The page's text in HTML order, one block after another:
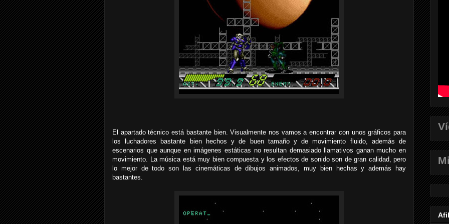
El apartado técnico está bastante bien. Visualmente nos vamos a encontrar con unos gráficos para
los luchadores bastante bien hechos y de buen tamaño y de movimiento fluido, además de
escenarios que aunque en imágenes estáticas no resultan demasiado llamativos ganan mucho en
movimiento. La música está muy bien compuesta y los efectos de sonido son de gran calidad, pero
lo mejor de todo son las cinemáticas de dibujos animados, muy bien hechas y además hay
bastantes.